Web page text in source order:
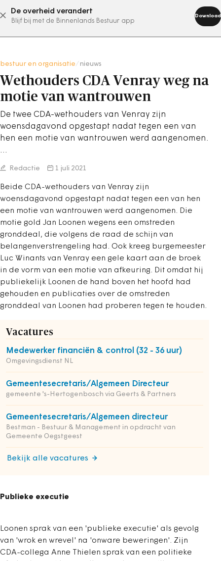
De overheid verandert
Blijf bij met de Binnenlands Bestuur app
Download
abonneer nu
bestuur en organisatie nieuws
Wethouders CDA Venray weg na
motie van wantrouwen
De twee CDA-wethouders van Venray zijn
woensdagavond opgestapt nadat tegen een van
hen een motie van wantrouwen werd aangenomen.
…
Redactie 1 juli 2021
Beide CDA-wethouders van Venray zijn
woensdagavond opgestapt nadat tegen een van hen
een motie van wantrouwen werd aangenomen. Die
motie gold Jan Loonen wegens een omstreden
gronddeal, die volgens de raad de schijn van
belangenverstrengeling had. Ook kreeg burgemeester
Luc Winants van Venray een gele kaart aan de broek
in de vorm van een motie van afkeuring. Dit omdat hij
publiekelijk Loonen de hand boven het hoofd had
gehouden en publicaties over de omstreden
gronddeal van Loonen had proberen tegen te houden.
Vacatures
Medewerker financiën & control (32 - 36 uur)
Omgevingsdienst NL
Gemeentesecretaris/Algemeen Directeur
gemeente 's-Hertogenbosch via Geerts & Partners
Gemeentesecretaris/Algemeen directeur
Bestman - Bestuur & Management in opdracht van
Gemeente Oegstgeest
Bekijk alle vacatures
Publieke executie
Loonen sprak van een 'publieke executie' als gevolg
van 'wrok en wrevel' na 'onware beweringen'. Zijn
CDA-collega Anne Thielen sprak van een politieke